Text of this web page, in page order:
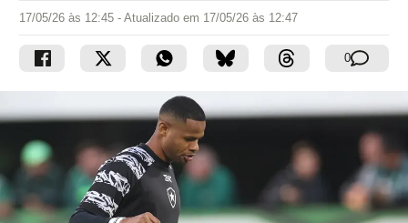
17/05/26 às 12:45 - Atualizado em 17/05/26 às 12:47
0